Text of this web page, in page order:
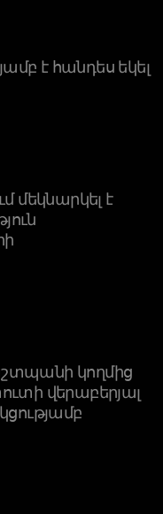
է հանդես եկել
է
կողմից
վերաբերյալ